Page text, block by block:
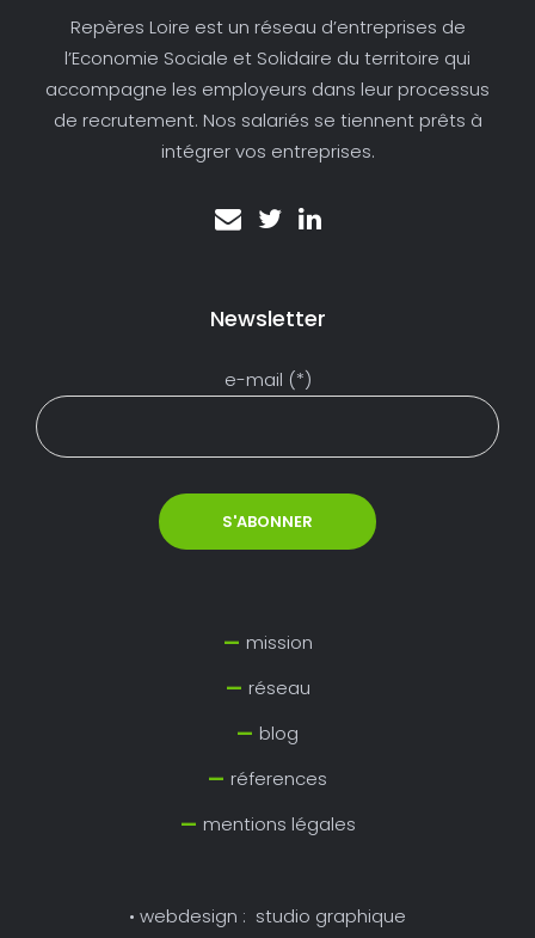
Repères Loire est un réseau d’entreprises de
l’Economie Sociale et Solidaire du territoire qui
accompagne les employeurs dans leur processus
de recrutement. Nos salariés se tiennent prêts à
intégrer vos entreprises.
Newsletter
e-mail (*)
mission
réseau
blog
réferences
mentions légales
• webdesign : studio graphique